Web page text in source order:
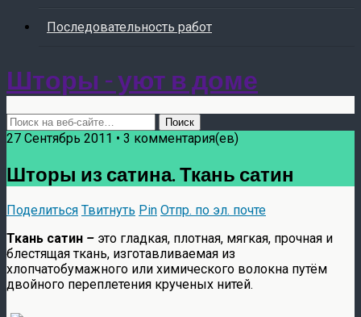
Последовательность работ
Шторы - уют в доме
27 Сентябрь 2011 • 3 комментария(ев)
Шторы из сатина. Ткань сатин
Поделиться Твитнуть Pin Отпр. по эл. почте
Ткань сатин – это гладкая, плотная, мягкая, прочная и
блестящая ткань, изготавливаемая из
хлопчатобумажного или химического волокна путём
двойного переплетения крученых нитей.